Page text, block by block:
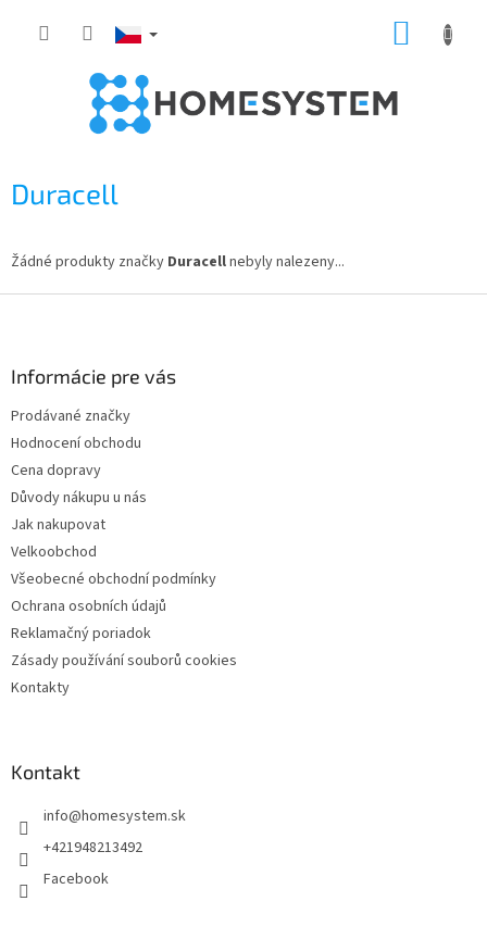
Duracell
Žádné produkty značky Duracellnebyly nalezeny...
Informácie pre vás
Prodávané značky
Hodnocení obchodu
Cena dopravy
Důvody nákupu u nás
Jak nakupovat
Velkoobchod
Všeobecné obchodní podmínky
Ochrana osobních údajů
Reklamačný poriadok
Zásady používání souborů cookies
Kontakty
Kontakt
info@homesystem.sk
+421948213492
Facebook